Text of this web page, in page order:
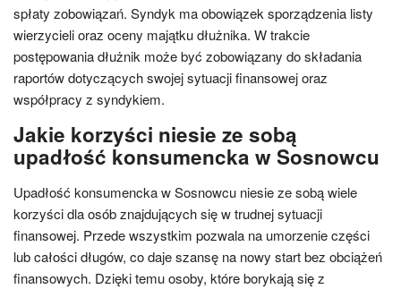
spłaty zobowiązań. Syndyk ma obowiązek sporządzenia listy
wierzycieli oraz oceny majątku dłużnika. W trakcie
postępowania dłużnik może być zobowiązany do składania
raportów dotyczących swojej sytuacji finansowej oraz
współpracy z syndykiem.
Jakie korzyści niesie ze sobą
upadłość konsumencka w Sosnowcu
Upadłość konsumencka w Sosnowcu niesie ze sobą wiele
korzyści dla osób znajdujących się w trudnej sytuacji
finansowej. Przede wszystkim pozwala na umorzenie części
lub całości długów, co daje szansę na nowy start bez obciążeń
finansowych. Dzięki temu osoby, które borykają się z